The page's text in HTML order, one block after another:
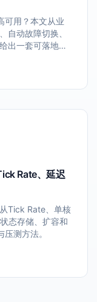
可用？本文从业
自动故障切换、
出一套可落地的
Rate、延迟
Tick Rate、单核
态存储、扩容和
测方法。